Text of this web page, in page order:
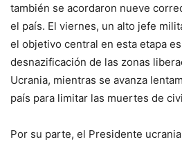
también se acordaron nueve
el país. El viernes, un alto jefe
el objetivo central en esta etapa
desnazificación de las zonas
Ucrania, mientras se avanza
país para limitar las muertes de
Por su parte, el Presidente